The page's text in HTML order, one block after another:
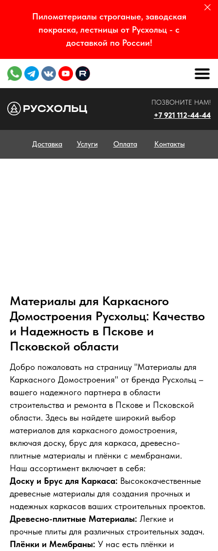
Пиломатериалы строганые, заводская
покраска, лестницы от Русхольц - с
доставкой по России!
ПОЗВОНИТЕ НАМ!
+7 921 112-44-44
Доставка Услуги Оплата Контакты
Материалы для Каркасного
Домостроения Русхольц: Качество
и Надежность в Пскове и
Псковской области
Добро пожаловать на страницу "Материалы для
Каркасного Домостроения" от бренда Русхольц –
вашего надежного партнера в области
строительства и ремонта в Пскове и Псковской
области. Здесь вы найдете широкий выбор
материалов для каркасного домостроения,
включая доску, брус для каркаса, древесно-
плитные материалы и плёнки с мембранами.
Наш ассортимент включает в себя:
Доску и Брус для Каркаса: Высококачественные
древесные материалы для создания прочных и
надежных каркасов ваших строительных проектов.
Древесно-плитные Материалы: Легкие и
прочные плиты для различных строительных задач.
Плёнки и Мембраны: У нас есть плёнки и